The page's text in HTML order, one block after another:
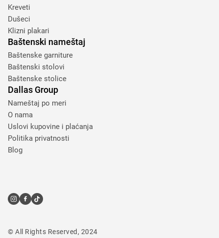
Kreveti
Dušeci
Klizni plakari
Baštenski nameštaj
Baštenske garniture
Baštenski stolovi
Baštenske stolice
Dallas Group
Nameštaj po meri
O nama
Uslovi kupovine i plaćanja
Politika privatnosti
Blog
© All Rights Reserved, 2024